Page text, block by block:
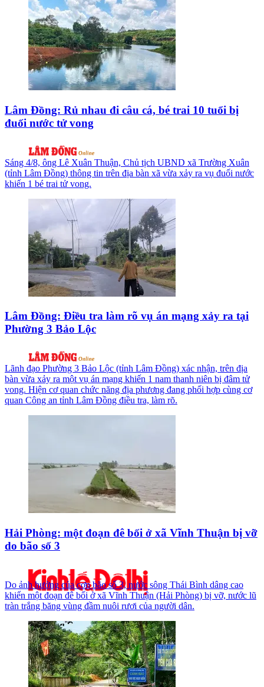
Lâm Đồng: Rủ nhau đi câu cá, bé trai 10 tuổi bị
đuối nước tử vong
Sáng 4/8, ông Lê Xuân Thuận, Chủ tịch UBND xã Trường Xuân
(tỉnh Lâm Đồng) thông tin trên địa bàn xã vừa xảy ra vụ đuối nước
khiến 1 bé trai tử vong.
Lâm Đồng: Điều tra làm rõ vụ án mạng xảy ra tại
Phường 3 Bảo Lộc
Lãnh đạo Phường 3 Bảo Lộc (tỉnh Lâm Đồng) xác nhận, trên địa
bàn vừa xảy ra một vụ án mạng khiến 1 nam thanh niên bị đâm tử
vong. Hiện cơ quan chức năng địa phương đang phối hợp cùng cơ
quan Công an tỉnh Lâm Đồng điều tra, làm rõ.
Hải Phòng: một đoạn đê bối ở xã Vĩnh Thuận bị vỡ
do bão số 3
Do ảnh hưởng của cơn bão số 3, nước sông Thái Bình dâng cao
khiến một đoạn đê bối ở xã Vĩnh Thuận (Hải Phòng) bị vỡ, nước lũ
tràn trắng băng vùng đầm nuôi rươi của người dân.